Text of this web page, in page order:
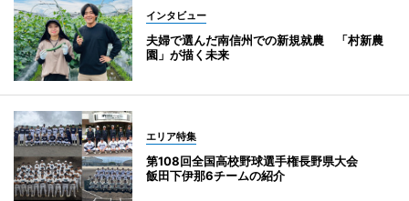
インタビュー
夫婦で選んだ南信州での新規就農 「村新農
園」が描く未来
エリア特集
第108回全国高校野球選手権長野県大会
飯田下伊那6チームの紹介